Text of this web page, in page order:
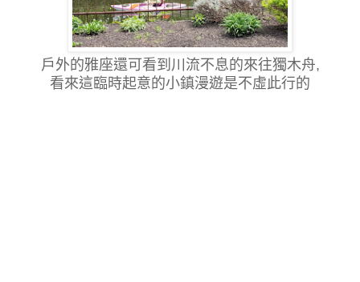
戶外的雅座還可看到川流不息的來往獨木舟,
看來這臨時起意的小鎮漫遊是不虛此行的